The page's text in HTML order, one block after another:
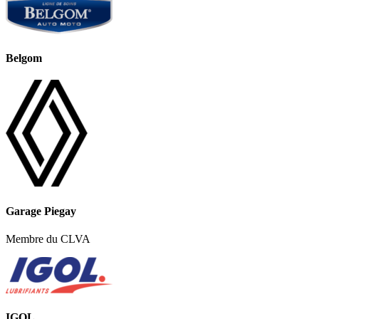
Belgom
Garage Piegay
Membre du CLVA